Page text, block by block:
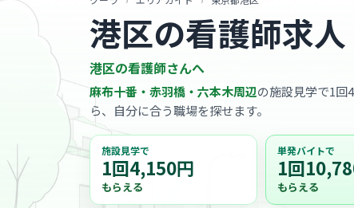
港区の看護師求
港区の看護師さんへ
麻布十番・赤羽橋・六本木周辺の施設見学で1回
ら、自分に合う職場を探せます。
施設見学で
1回4,150円
もらえる
単発バイトで
1回
もらえる